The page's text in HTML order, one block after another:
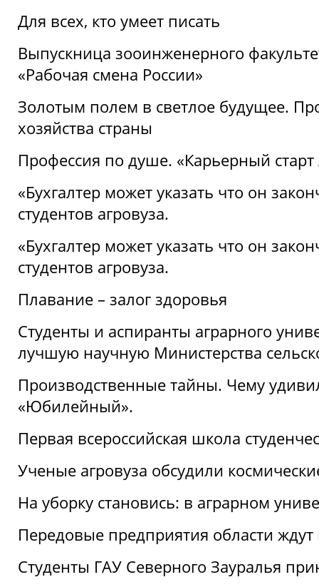
Для всех, кто умеет писать
Выпускница зооинженерного
«Рабочая смена России»
Золотым полем в светлое будущее.
хозяйства страны
Профессия по душе. «Карьерный
«Бухгалтер может указать что он
студентов агровуза.
«Бухгалтер может указать что он
студентов агровуза.
Плавание – залог здоровья
Студенты и аспиранты аграрного
лучшую научную Министерства
Производственные тайны. Чему
«Юбилейный».
Первая всероссийская школа
Ученые агровуза обсудили
На уборку становись: в аграрном
Передовые предприятия области ждут
Студенты ГАУ Северного Зауралья